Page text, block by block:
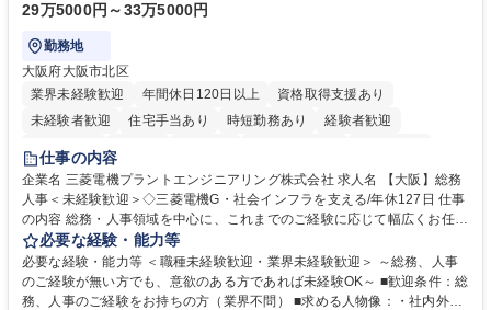
29万5000円～33万5000円
勤務地
大阪府大阪市北区
業界未経験歓迎
年間休日120日以上
資格取得支援あり
未経験者歓迎
住宅手当あり 時短勤務あり
経験者歓迎
退職金あり
駅近5分以内
土日祝休み 服装自由 寮・社宅あり 食事補助あり
仕事の内容
企業名 三菱電機プラントエンジニアリング株式会社 求人名 【大阪】総務
人事＜未経験歓迎＞◇三菱電機G・社会インフラを支える/年休127日 仕事
の内容 総務・人事領域を中心に、これまでのご経験に応じて幅広くお任せ
します。 ＜具体的には＞ ・総務/人事労務（給与・社保・勤怠管理など）
・採用・教育研修 ・福利厚生運用 など ※基本的には事務所勤務ですが、
採用や教育等の業務内容により、関西圏以外への日帰り・宿泊を伴う国内
出張もございます。 ※担当業務を持ちつつ、お互いに助け合いながら、総
必要な経験・能力等
必要な経験・能力等 ＜職種未経験歓迎・業界未経験歓迎＞ ～総務、人事
のご経験が無い方でも、意欲のある方であれば未経験OK～ ■歓迎条件：総
務、人事のご経験をお持ちの方（業界不問） ■求める人物像：・社内外の